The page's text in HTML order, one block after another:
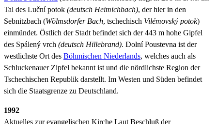
Tal des Luční potok (deutsch Heimichbach), der hier in den
Sebnitzbach (Wölmsdorfer Bach, tschechisch Vilémovský potok)
einmündet. Östlich der Stadt befindet sich der 443 m hohe Gipfel
des Spálený vrch (deutsch Hillebrand). Dolní Poustevna ist der
westlichste Ort des Böhmischen Niederlands, welches auch als
Schluckenauer Zipfel bekannt ist und die nördlichste Region der
Tschechischen Republik darstellt. Im Westen und Süden befindet
sich die Staatsgrenze zu Deutschland.
1992
Aktuelles zur evangelischen Kirche Laut Beschluß der